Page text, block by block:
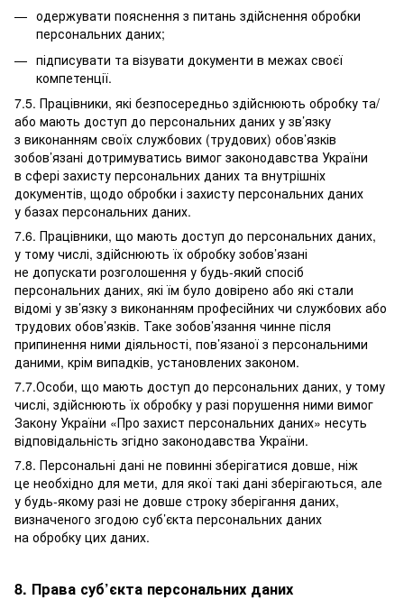
одержувати пояснення з питань здійснення обробки
персональних даних;
підписувати та візувати документи в межах своєї
компетенції.
7.5. Працівники, які безпосередньо здійснюють обробку та/
або мають доступ до персональних даних у зв’язку
з виконанням своїх службових (трудових) обов’язків
зобов’язані дотримуватись вимог законодавства України
в сфері захисту персональних даних та внутрішніх
документів, щодо обробки і захисту персональних даних
у базах персональних даних.
7.6. Працівники, що мають доступ до персональних даних,
у тому числі, здійснюють їх обробку зобов’язані
не допускати розголошення у будь-який спосіб
персональних даних, які їм було довірено або які стали
відомі у зв’язку з виконанням професійних чи службових або
трудових обов’язків. Таке зобов’язання чинне після
припинення ними діяльності, пов’язаної з персональними
даними, крім випадків, установлених законом.
7.7.Особи, що мають доступ до персональних даних, у тому
числі, здійснюють їх обробку у разі порушення ними вимог
Закону України «Про захист персональних даних» несуть
відповідальність згідно законодавства України.
7.8. Персональні дані не повинні зберігатися довше, ніж
це необхідно для мети, для якої такі дані зберігаються, але
у будь-якому разі не довше строку зберігання даних,
визначеного згодою суб’єкта персональних даних
на обробку цих даних.
8. Права суб’єкта персональних даних